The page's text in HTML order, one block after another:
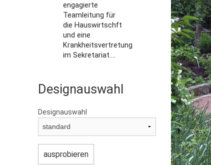
engagierte
Teamleitung für
die Hauswirtschft
und eine
Krankheitsvertretung
im Sekretariat....
Designauswahl
Designauswahl